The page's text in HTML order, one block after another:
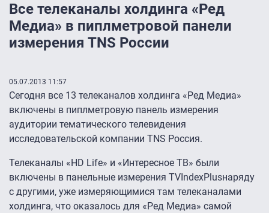
Все телеканалы холдинга «Ред
Медиа» в пиплметровой панели
измерения TNS России
05.07.2013 11:57
Сегодня все 13 телеканалов холдинга «Ред Медиа»
включены в пиплметровую панель измерения
аудитории тематического телевидения
исследовательской компании TNS Россия.
Телеканалы «HD Life» и «Интересное ТВ» были
включены в панельные измерения TVIndexPlusнаряду
с другими, уже измеряющимися там телеканалами
холдинга, что оказалось для «Ред Медиа» самой